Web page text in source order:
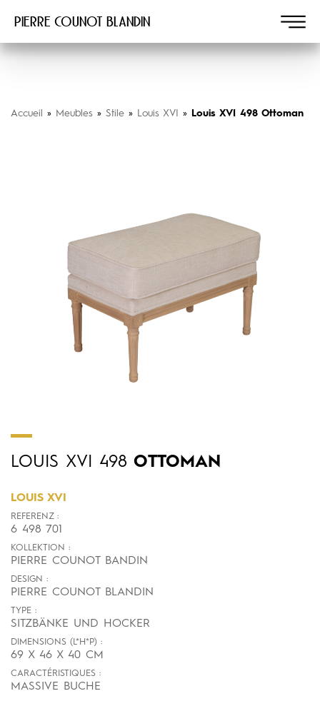
Pierre COUNOT BLANDIN
Accueil » Meubles » Stile » Louis XVI » Louis XVI 498 Ottoman
LOUIS XVI 498 OTTOMAN
LOUIS XVI
REFERENZ :
6 498 701
KOLLEKTION :
PIERRE COUNOT BANDIN
DESIGN :
PIERRE COUNOT BLANDIN
TYPE :
SITZBÄNKE UND HOCKER
DIMENSIONS (L*H*P) :
69 X 46 X 40 CM
CARACTÉRISTIQUES :
MASSIVE BUCHE